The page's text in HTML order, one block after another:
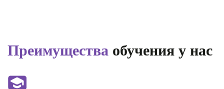
Преимущества обучения у нас